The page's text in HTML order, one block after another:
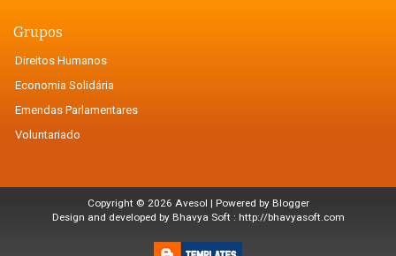
Grupos
Direitos Humanos
Economia Solidária
Emendas Parlamentares
Voluntariado
Copyright © 2026 Avesol | Powered by Blogger
Design and developed by Bhavya Soft : http://bhavyasoft.com